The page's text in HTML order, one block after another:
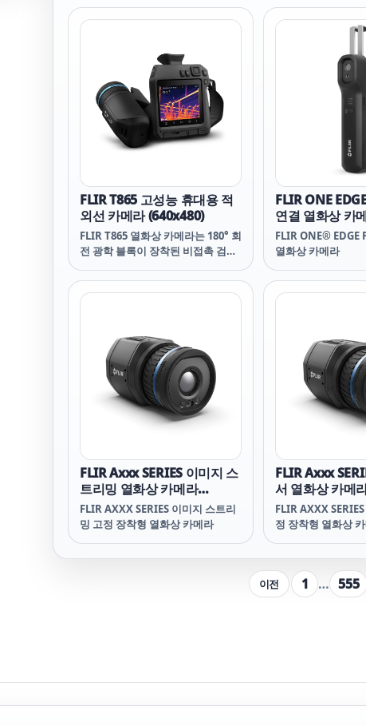
된 해상도를 선사하는 FLIR
VividIR™ 처리 기술, 이미지에 입체
활용이 가능한 OneFit™ 조절식 커
넥터를 갖춘 FLIR ONE Pro LT는 여
러분 만큼이나 열심히 임무를 수행
하는 제품입니다. FLIR ONE Pro LT
는 전문가, DIY를 좋아하는 일반 사
용자 등 모든 소비자를 위한 강력한
기능을 경제적인 가격에 제공합니
기계 및 건물 문제
진단하는 데 완벽
FLIR MSX® 이미지
열화상 이미지 세부
며, 사용자는 내장
디서나 FLIR
빠르게 연결하여 이
고 보고서를 쉽게
FLIR T865 고성능 휴대용 적
외선 카메라 (640x480)
FLIR T865 열화상 카메라는 180° 회
전 광학 블록이 장착된 비접촉 검사
조 분야에서 중요한 전기 및 기계 장
비의 상태를 안전하고 편안하게 평
수준의 정확도, 1-Touch
Level/Span 대비 향상, 레이저–보
조 자동초점을 비롯한 첨단 기능을
제공하므로 항상 매우 정확한 온도
측정을 할 수 있습니다. T865를
FLIR FlexView™ 듀얼 시야 렌즈를
6° FOV IR 렌즈를 선택하여 장거리
에서 작은 목표에 대한 검사를 수행
할 수 있습니다. 온보드 검사 경로
시스템을 통해 온도 데이터와 이미
지를 논리적인 시퀀스로 기록하여
FLIR ONE
연결 열화상 카
(160x120)
FLIR ONE® EDGE
열화상 카메라
FLIR Axxx SERIES 이미지 스
트리밍 열화상 카메라
(640x480, -20~2000℃)
FLIR AXXX SERIES 이미지 스트리
밍 고정 장착형 열화상 카메라
FLIR Axxx
서 열화상 카메
-20~2000℃)
FLIR AXXX
정 장착형 열화상
이전 1 … 555